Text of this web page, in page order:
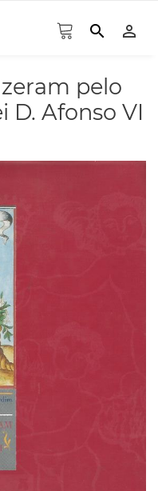
search person_outline
pelo
D. Afonso VI